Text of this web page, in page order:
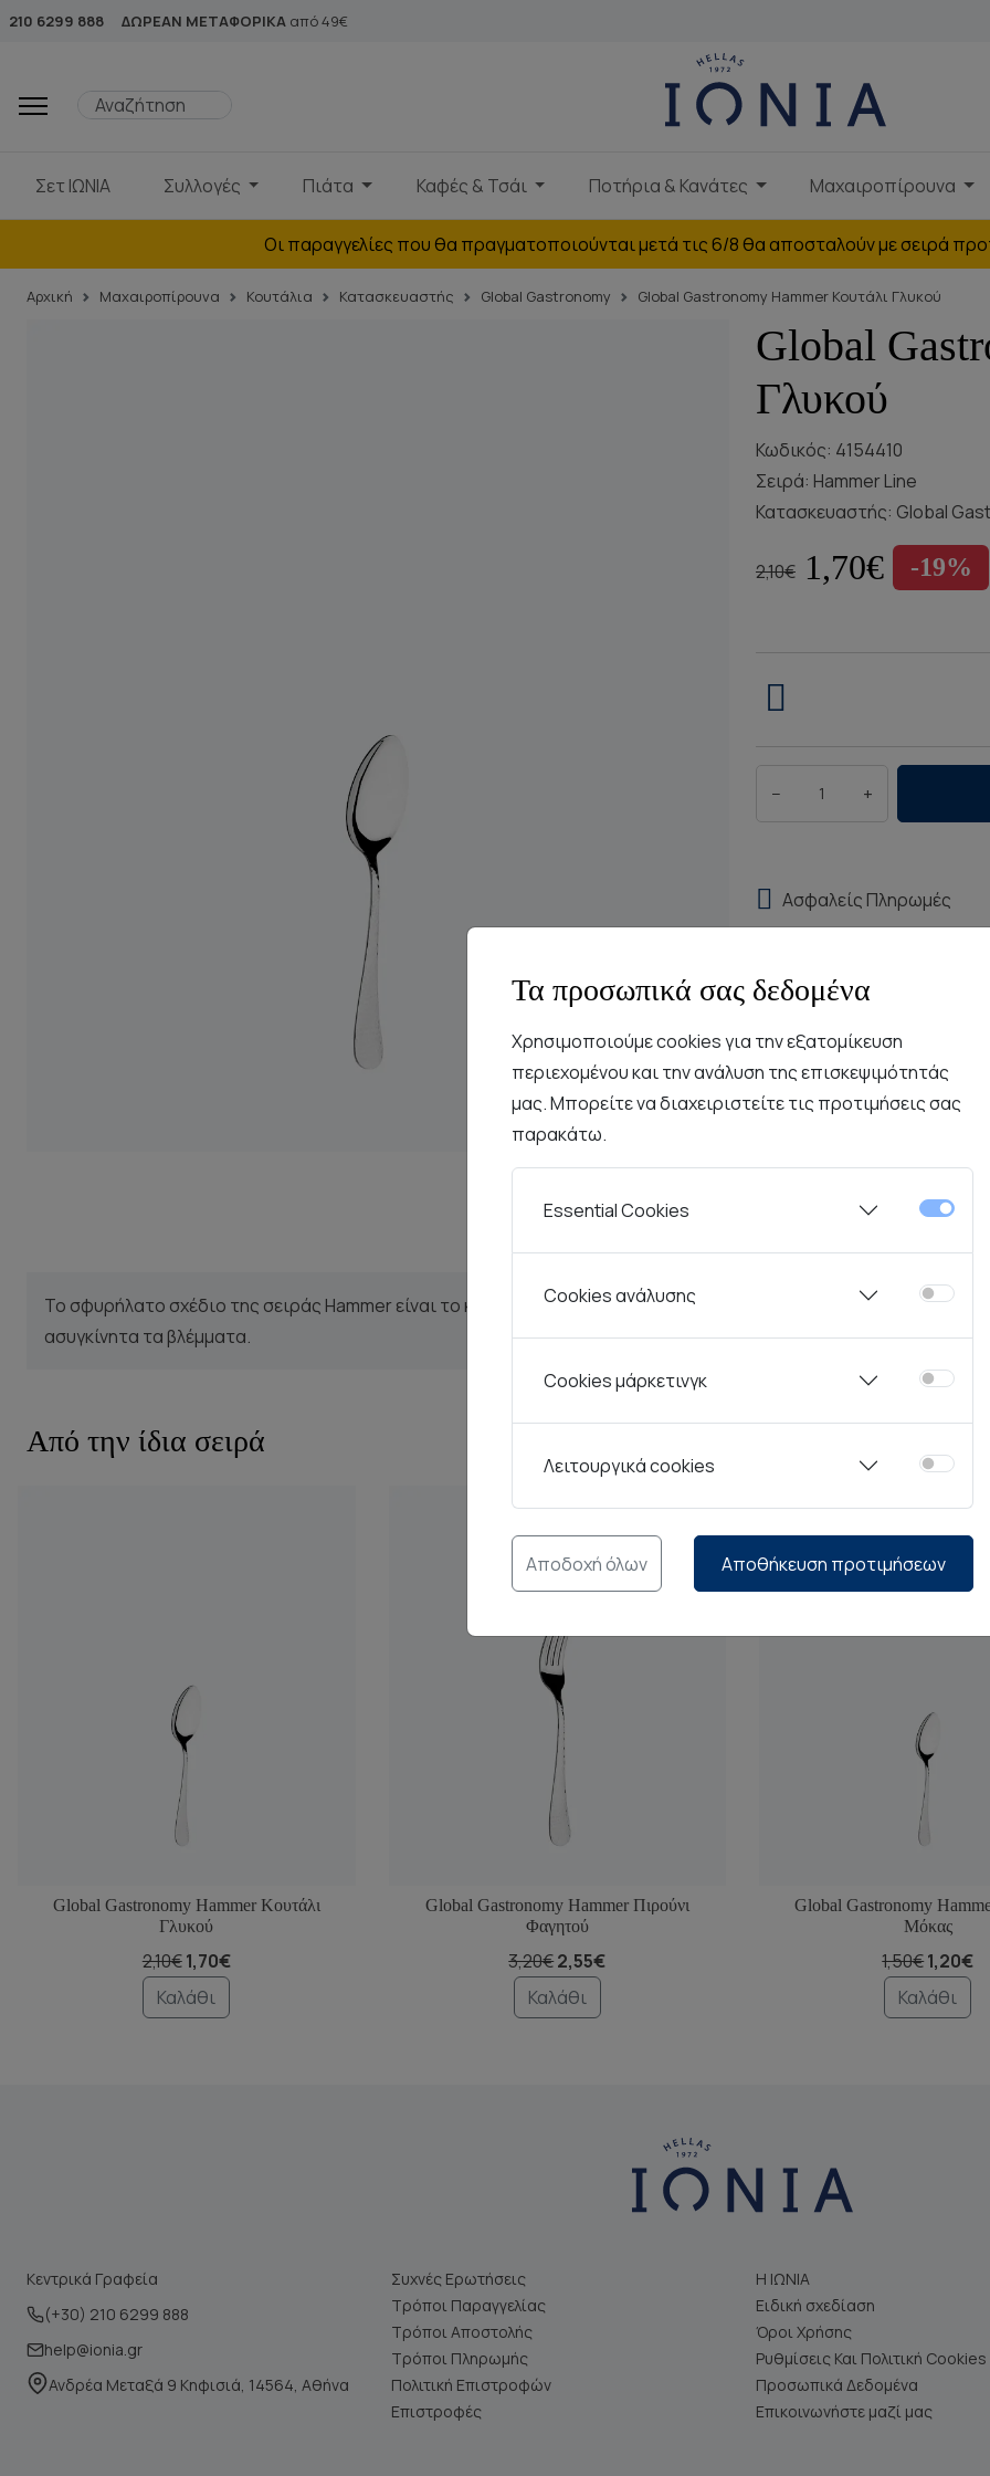
210 6299 888 ΔΩΡΕΑΝ ΜΕΤΑΦΟΡΙΚΑ από 49€
Σετ ΙΩΝΙΑ Συλλογές Πιάτα Καφές & Τσάι Ποτήρια & Κανάτες Μαχαιροπίρουνα
Οι παραγγελίες που θα πραγματοποιούνται μετά τις 6/8 θα αποσταλούν με σειρά
Αρχική Μαχαιροπίρουνα Κουτάλια Κατασκευαστής Global Gastronomy Global Gastronomy Hammer Κουτάλι Γλυκού
Global
Γλυκού
Κωδικός: 4154410
Σειρά: Hammer Line
Κατασκευαστής: Global
2,10€ 1,70€ -19%
− +
Ασφαλείς Πληρωμές
Δωρεάν Μεταφορικά
Το σφυρήλατο σχέδιο της σειράς Hammer είναι το κύριο χαρακτηριστικό που κάνει αυτό το σχέδιο να
ασυγκίνητα τα βλέμματα.
Από την ίδια σειρά
Global Gastronomy Hammer Κουτάλι
Γλυκού
2,10€1,70€
Καλάθι
Global Gastronomy Hammer Πιρούνι
Φαγητού
3,20€2,55€
Καλάθι
Global Gastronomy
Μόκας
1,50€1,20€
Καλάθι
Κεντρικά Γραφεία
(+30) 210 6299 888
help@ionia.gr
Ανδρέα Μεταξά 9 Κηφισιά, 14564, Αθήνα
Συχνές Ερωτήσεις
Τρόποι Παραγγελίας
Τρόποι Αποστολής
Τρόποι Πληρωμής
Πολιτική Επιστροφών
Επιστροφές
Η ΙΩΝΙΑ
Ειδική σχεδίαση
Όροι Χρήσης
Ρυθμίσεις Και Πολιτική Cookies
Προσωπικά Δεδομένα
Επικοινωνήστε μαζί μας
Τα προσωπικά σας δεδομένα
Χρησιμοποιούμε cookies για την εξατομίκευση
περιεχομένου και την ανάλυση της επισκεψιμότητάς
μας. Μπορείτε να διαχειριστείτε τις προτιμήσεις σας
παρακάτω.
Essential Cookies
Cookies ανάλυσης
Cookies μάρκετινγκ
Λειτουργικά cookies
Αποδοχή όλων Αποθήκευση προτιμήσεων